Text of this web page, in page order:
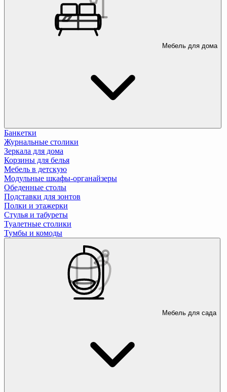
Мебель для дома
Банкетки
Журнальные столики
Зеркала для дома
Корзины для белья
Мебель в детскую
Модульные шкафы-органайзеры
Обеденные столы
Подставки для зонтов
Полки и этажерки
Стулья и табуреты
Туалетные столики
Тумбы и комоды
Мебель для сада